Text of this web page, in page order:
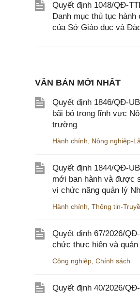
Quyết định 1048/QĐ-
Danh mục thủ tục
của Sở Giáo dục và
VĂN BẢN MỚI NHẤT
Quyết định 1846/QĐ-
bãi bỏ trong lĩnh vực
trường
Hành chính Nông nghiệp-
Quyết định 1844/QĐ-
mới ban hành và được
vi chức năng quản lý
Hành chính Thông tin-
Quyết định 67/2026/
chức thực hiện và
Công nghiệp Chính sách
Quyết định 40/2026/